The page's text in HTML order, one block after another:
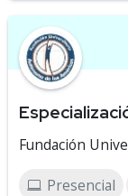
Fundación
Presencial